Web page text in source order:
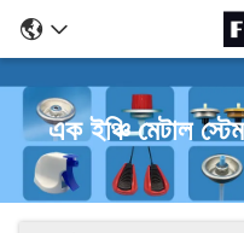
এক ইঞ্চি মেটাল